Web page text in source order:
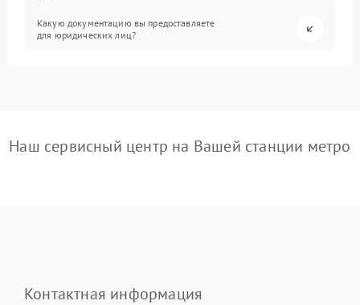
Какую документацию вы предоставляете
для юридических лиц?
Наш сервисный центр на Вашей станции метро
Контактная информация